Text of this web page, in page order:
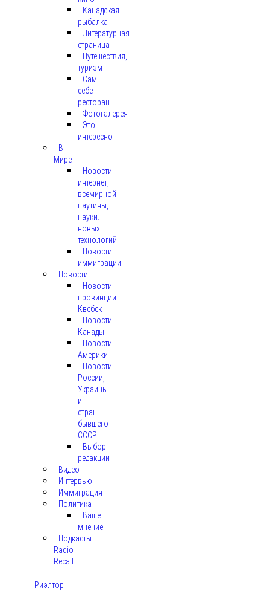
Канадская
рыбалка
Литературная
страница
Путешествия,
туризм
Сам
себе
ресторан
Фотогалерея
Это
интересно
В
Мире
Новости
интернет,
всемирной
паутины,
науки.
новых
технологий
Новости
иммиграции
Новости
Новости
провинции
Квебек
Новости
Канады
Новости
Америки
Новости
России,
Украины
и
стран
бывшего
СССР
Выбор
редакции
Видео
Интервью
Иммиграция
Политика
Ваше
мнение
Подкасты
Radio
Recall
Риэлтор